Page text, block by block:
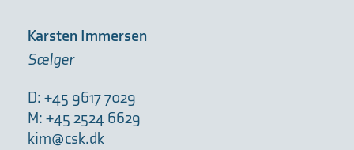
Karsten Immersen
Sælger
D: +45 9617 7029
M: +45 2524 6629
kim@csk.dk